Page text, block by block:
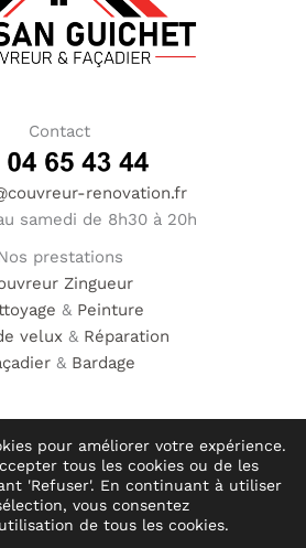
Contact
renovation.fr
samedi de 8h30 à 20h
prestations
Zingueur
& Peinture
velux& Réparation
& Bardage
| Tous droits réservés
pour améliorer votre expérience.
tous les cookies ou de les
'Refuser'. En continuant à utiliser
vous consentez
de tous les cookies.